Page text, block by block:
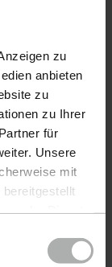
zu
anbieten
zu
zu Ihrer
für
Unsere
mit